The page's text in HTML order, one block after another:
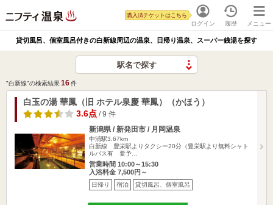
ログイン
購入済チケットはこちら
履歴 メニュー
貸切風呂、個室風呂付きの白新線周辺の温泉、日帰り温泉、スーパー銭湯を探す
駅名で探す
"白新線"の検索結果16件
白玉の湯 華鳳（旧 ホテル泉慶 華鳳）（かほう）
3.6点 / 9 件
新潟県 / 新発田市 / 月岡温泉
中浦駅3.67km
白新線 豊栄駅よりタクシー20分（豊栄駅より無料シャト
ルバス有 要予…
営業時間 10:00～15:30
入浴料金 7,500円～
日帰り 宿泊 貸切風呂、個室風呂